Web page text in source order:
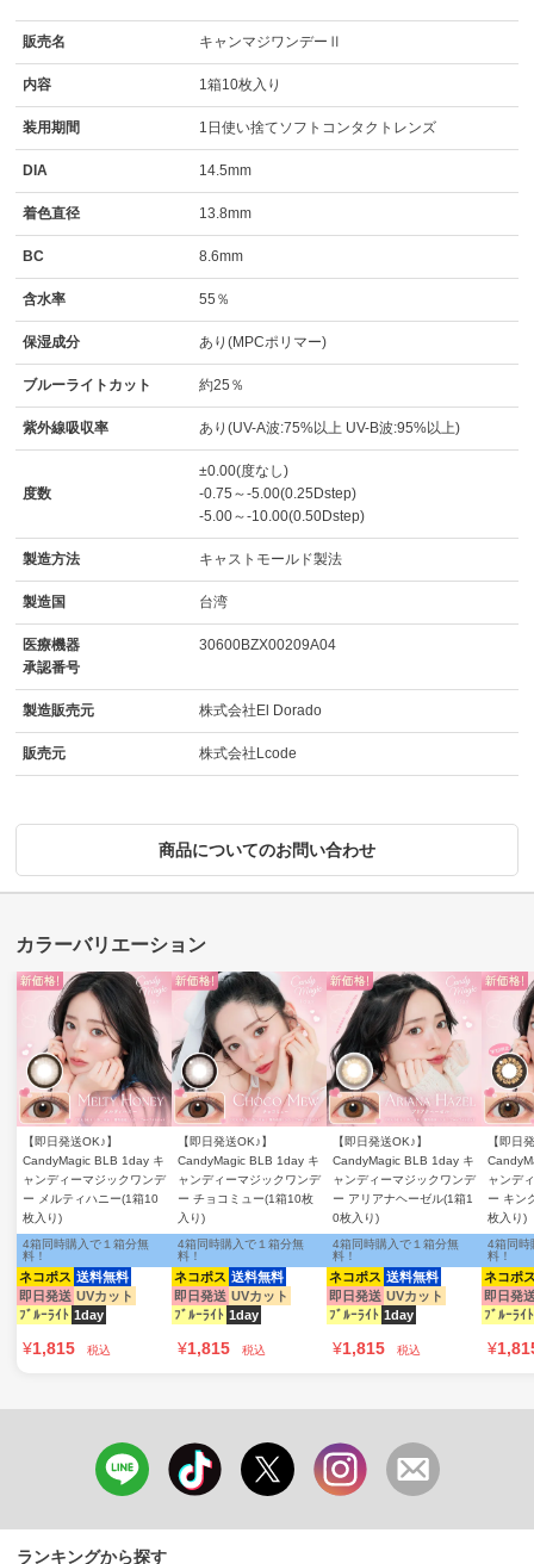
販売名 キャンマジワンデーⅡ
内容 1箱10枚入り
装用期間 1日使い捨てソフトコンタクトレンズ
DIA 14.5mm
着色直径 13.8mm
BC 8.6mm
含水率 55％
保湿成分 あり(MPCポリマー)
ブルーライトカット 約25％
紫外線吸収率 あり(UV-A波:75%以上 UV-B波:95%以上)
度数
±0.00(度なし)
-0.75～-5.00(0.25Dstep)
-5.00～-10.00(0.50Dstep)
製造方法 キャストモールド製法
製造国 台湾
医療機器
承認番号
30600BZX00209A04
製造販売元 株式会社El Dorado
販売元 株式会社Lcode
商品についてのお問い合わせ
【即日発送OK♪】
CandyMagic BLB 1day キ
ャンディーマジックワンデ
ー メルティハニー(1箱10
枚入り)
ネコポス 送料無料
即日発送 UVカット
ﾌﾞﾙｰﾗｲﾄ 1day
4箱同時購入で１箱分無
料！
¥1,815 税込
【即日発送OK♪】
CandyMagic BLB 1day キ
ャンディーマジックワンデ
ー チョコミュー(1箱10枚
入り)
ネコポス 送料無料
即日発送 UVカット
ﾌﾞﾙｰﾗｲﾄ 1day
4箱同時購入で１箱分無
料！
¥1,815 税込
【即日発送OK♪】
CandyMagic BLB 1day キ
ャンディーマジックワンデ
ー アリアナヘーゼル(1箱1
0枚入り)
ネコポス 送料無料
即日発送 UVカット
ﾌﾞﾙｰﾗｲﾄ 1day
4箱同時購入で１箱分無
料！
¥1,815 税込
【即日
ャンデ
ー キン
枚入り)
ネコポ
即日発
ﾌﾞﾙｰﾗｲﾄ
4箱同時
料！
¥
ランキングから探す